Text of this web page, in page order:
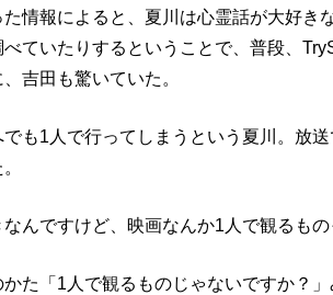
情報によると、夏川は心霊話が大好き
ていたりするということで、普段、
吉田も驚いていた。
も1人で行ってしまうという夏川。放
んですけど、映画なんか1人で観るもの
た「1人で観るものじゃないですか？」